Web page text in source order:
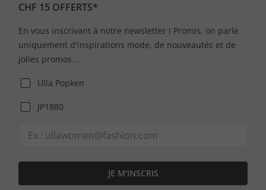
CHF 15 OFFERTS*
En vous inscrivant à notre newsletter ! Promis, on parle
uniquement d'inspirations mode, de nouveautés et de
jolies promos...
Ulla Popken
JP1880
JE M'INSCRIS